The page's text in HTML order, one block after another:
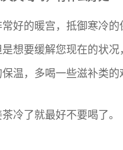
好的暖宫，抵御寒冷
想要缓解您现在的状
温，多喝一些滋补类
冷了就最好不要喝了。